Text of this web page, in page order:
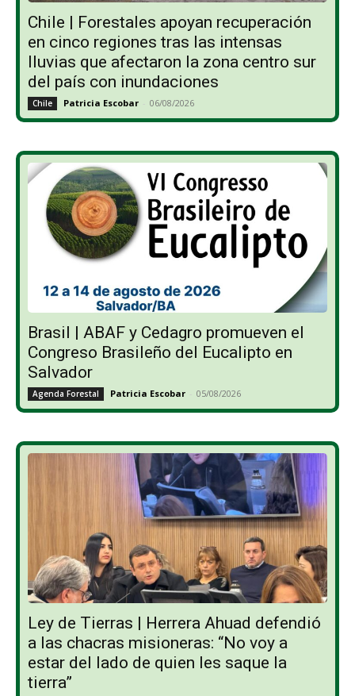
Chile | Forestales apoyan recuperación
en cinco regiones tras las intensas
lluvias que afectaron la zona centro sur
del país con inundaciones
Chile Patricia Escobar - 06/08/2026
Brasil | ABAF y Cedagro promueven el
Congreso Brasileño del Eucalipto en
Salvador
Agenda Forestal Patricia Escobar - 05/08/2026
Ley de Tierras | Herrera Ahuad defendió
a las chacras misioneras: “No voy a
estar del lado de quien les saque la
tierra”